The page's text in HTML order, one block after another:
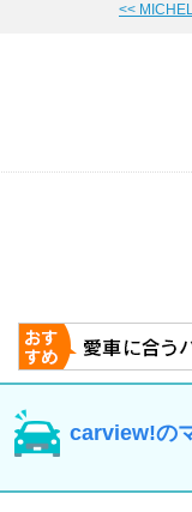
<<
carview!の